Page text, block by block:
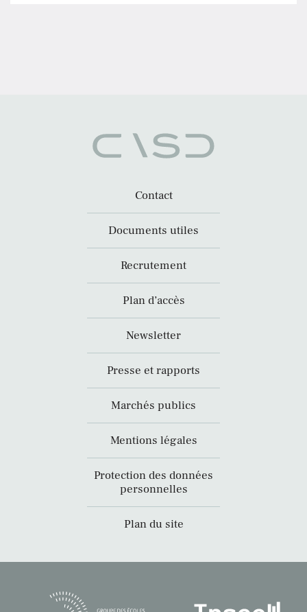
Contact
Documents utiles
Recrutement
Plan d’accès
Newsletter
Presse et rapports
Marchés publics
Mentions légales
Protection des données
personnelles
Plan du site